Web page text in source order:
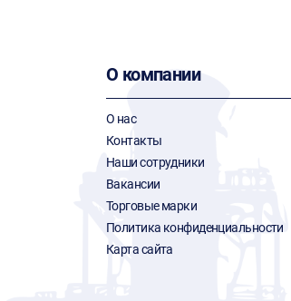
О компании
О нас
Контакты
Наши сотрудники
Вакансии
Торговые марки
Политика конфиденциальности
Карта сайта